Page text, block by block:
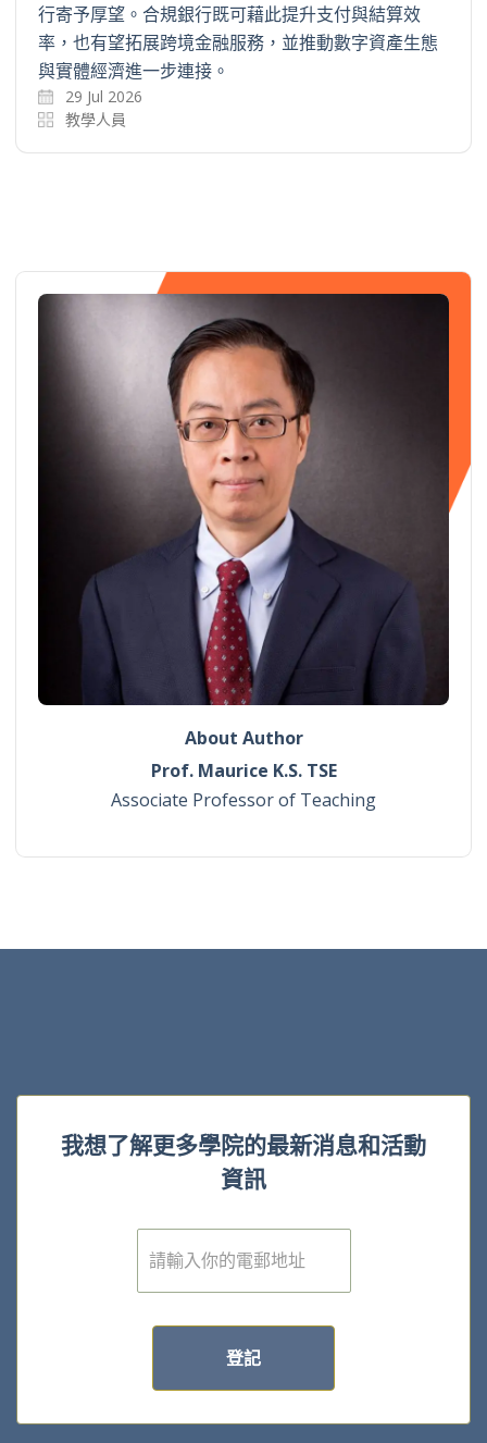
行寄予厚望。合規銀行既可藉此提升支付與結算效
率，也有望拓展跨境金融服務，並推動數字資產生態
與實體經濟進一步連接。
29 Jul 2026
教學人員
About Author
Prof. Maurice K.S. TSE
Associate Professor of Teaching
我想了解更多學院的最新消息和活動
資訊
電
子
登記